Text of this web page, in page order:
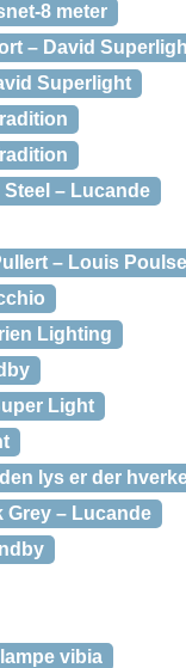
8 meter
– David
Superlight
– Lucande
– Louis
Lighting
Light
lys er der
Grey – Lucande
vibia